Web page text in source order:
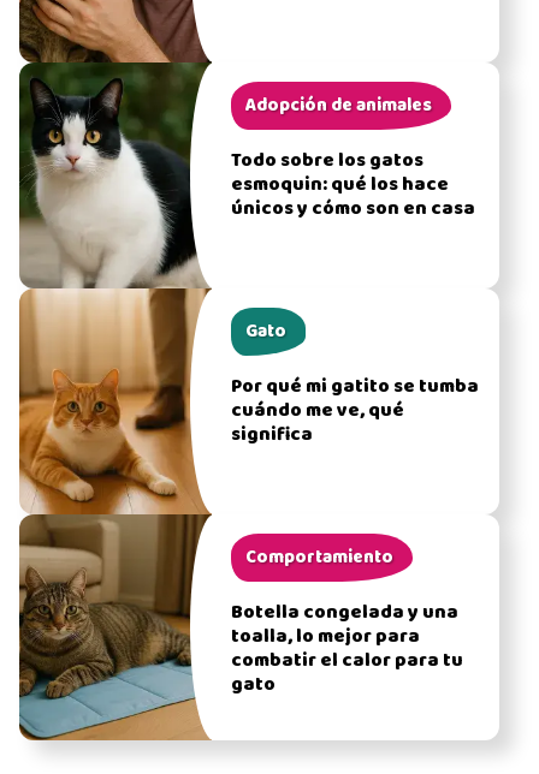
Adopción de animales
Todo sobre los gatos
esmoquin: qué los hace
únicos y cómo son en casa
Gato
Por qué mi gatito se tumba
cuándo me ve, qué
significa
Comportamiento
Botella congelada y una
toalla, lo mejor para
combatir el calor para tu
gato